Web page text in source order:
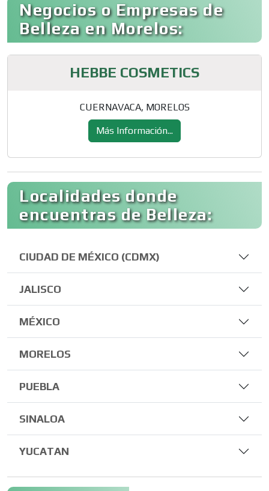
Negocios o Empresas de
Belleza en Morelos:
HEBBE COSMETICS
CUERNAVACA, MORELOS
Más Información...
Localidades donde
encuentras de Belleza:
CIUDAD DE MÉXICO (CDMX)
JALISCO
MÉXICO
MORELOS
PUEBLA
SINALOA
YUCATAN